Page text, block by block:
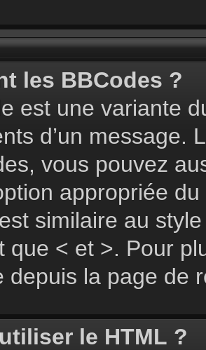
les BBCodes ?
est une variante
d’un message.
vous pouvez
appropriée
similaire au
que < et >. Pour
depuis la page de
le HTML ?